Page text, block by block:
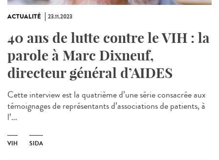
ACTUALITÉ 23.11.2023
40 ans de lutte contre le VIH : la
parole à Marc Dixneuf,
directeur général d’AIDES
Cette interview est la quatrième d’une série consacrée aux
témoignages de représentants d’associations de patients, à
l’...
VIH SIDA